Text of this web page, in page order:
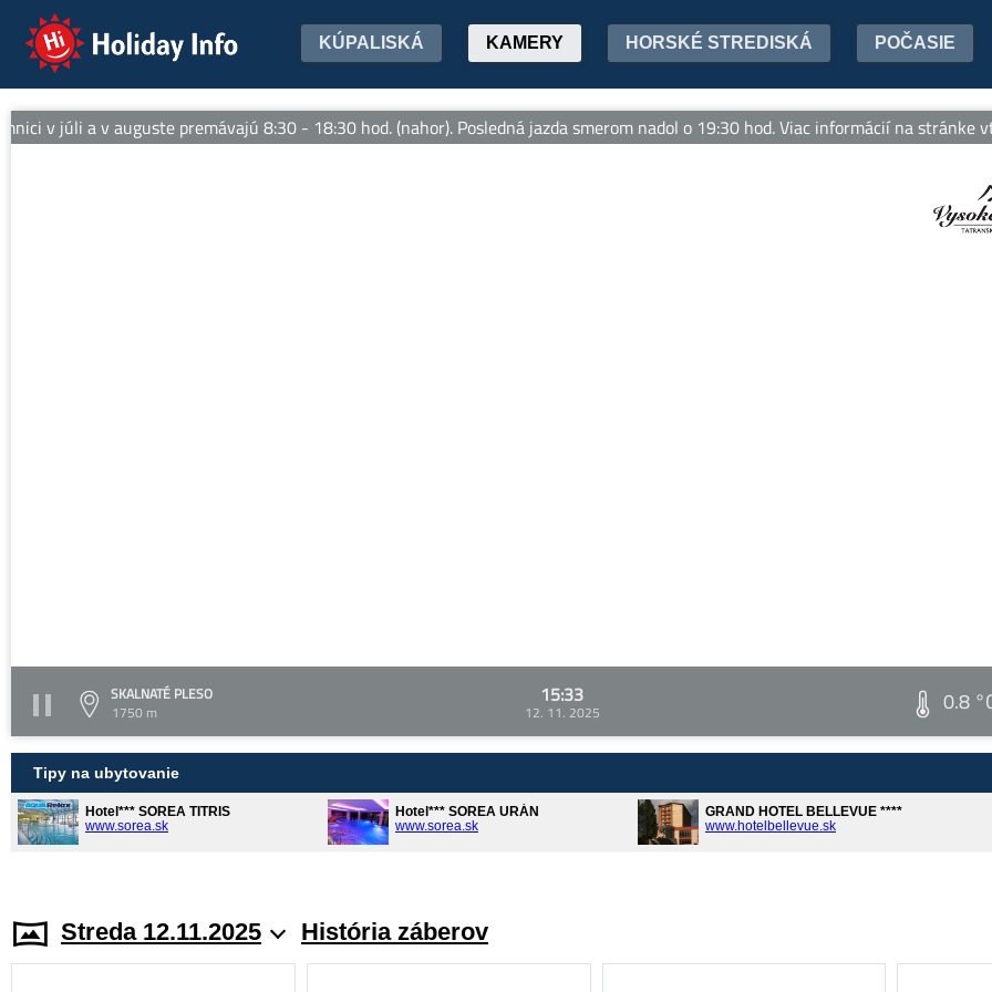
Holiday Info KÚPALISKÁ KAMERY HORSKÉ STREDISKÁ POČASIE
v júli a v auguste premávajú 8:30 - 18:30 hod. (nahor). Posledná jazda smerom nadol o 19:30 hod. Viac informácií na stránke
SKALNATÉ PLESO
1750 m
15:33
12. 11. 2025 0.8
Tipy na ubytovanie
Hotel*** SOREA TITRIS
www.sorea.sk
Hotel*** SOREA URÁN
www.sorea.sk
GRAND HOTEL BELLEVUE ****
www.hotelbellevue.sk
Streda 12.11.2025 História záberov